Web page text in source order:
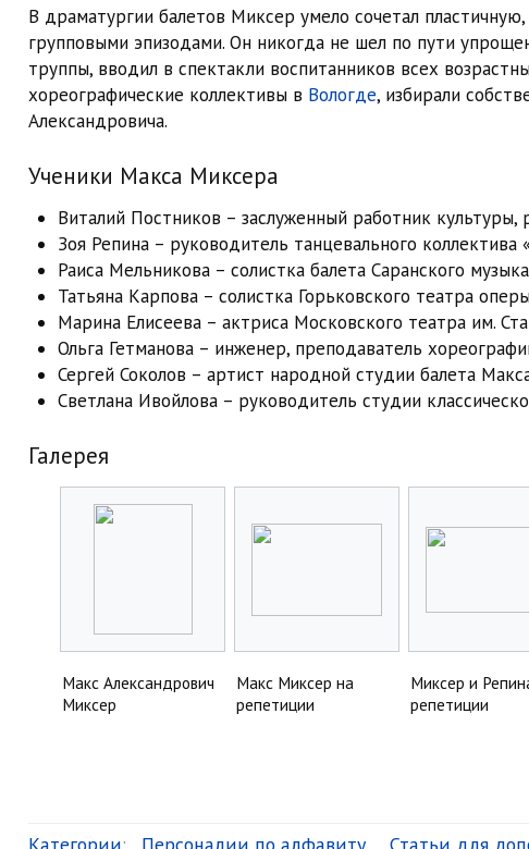
В драматургии балетов Миксер умело сочетал
групповыми эпизодами. Он никогда не шел по пути
труппы, вводил в спектакли воспитанников всех
хореографические коллективы в Вологде, избирали
Александровича.
Ученики Макса Миксера
Виталий Постников – заслуженный работник культуры,
Зоя Репина – руководитель танцевального коллектива
Раиса Мельникова – солистка балета Саранского
Татьяна Карпова – солистка Горьковского театра
Марина Елисеева – актриса Московского театра им.
Ольга Гетманова – инженер, преподаватель
Сергей Соколов – артист народной студии балета
Светлана Ивойлова – руководитель студии
Галерея
Макс Александрович
Миксер
Макс Миксер на
репетиции
Миксер и
репетиции